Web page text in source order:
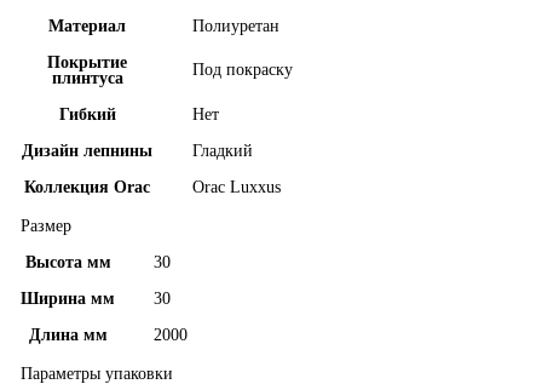
Материал
Полиуретан
Покрытие
плинтуса
Под покраску
Гибкий
Нет
Дизайн лепнины
Гладкий
Коллекция Orac
Orac Luxxus
Размер
Высота мм
30
Ширина мм
30
Длина мм
2000
Параметры упаковки